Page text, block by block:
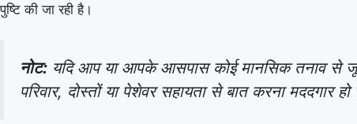
पुष्टि की जा रही है।
नोट: यदि आप या आपके आसपास कोई मानसिक तनाव से
परिवार, दोस्तों या पेशेवर सहायता से बात करना मददगार